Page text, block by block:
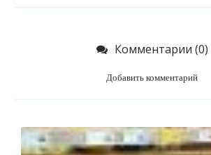
Комментарии (0)
Добавить комментарий